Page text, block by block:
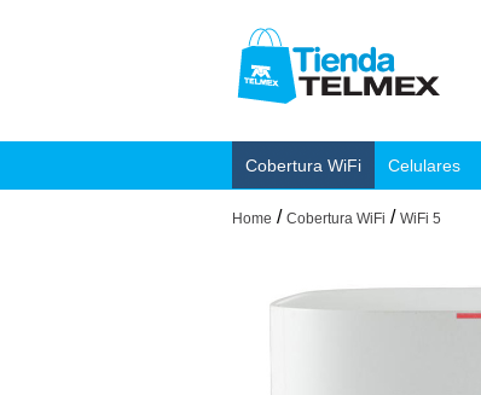
Cobertura WiFi Celulares
Home / Cobertura WiFi / WiFi 5